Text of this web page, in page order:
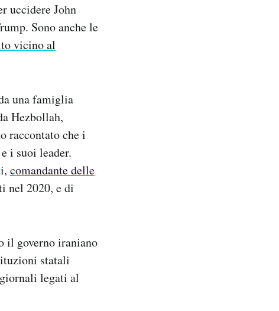
uccidere John
Sono anche le
vicino al
una famiglia
Hezbollah,
raccontato che i
i suoi leader.
comandante delle
nel 2020, e di
il governo iraniano
statali
legati al